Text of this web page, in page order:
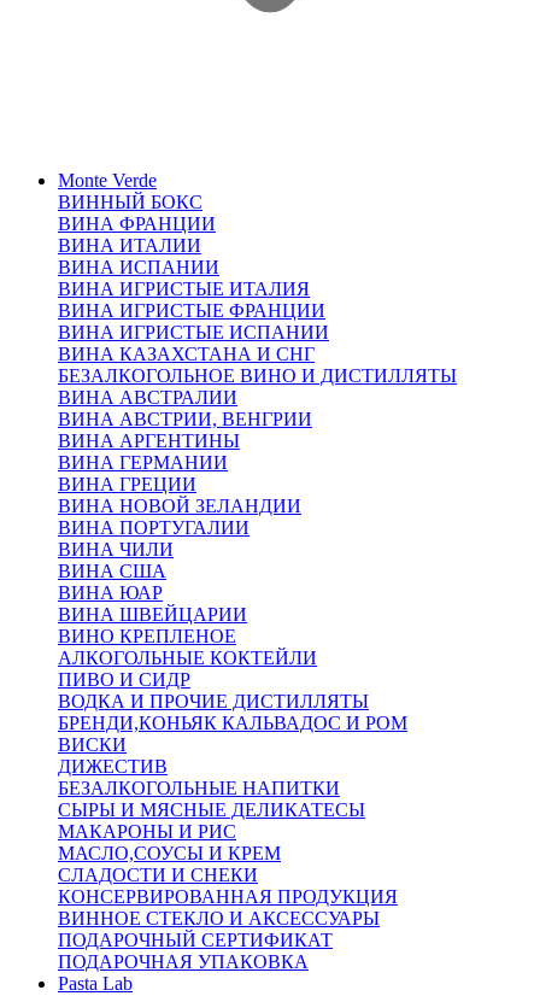
Monte Verde
ВИННЫЙ БОКС
ВИНА ФРАНЦИИ
ВИНА ИТАЛИИ
ВИНА ИСПАНИИ
ВИНА ИГРИСТЫЕ ИТАЛИЯ
ВИНА ИГРИСТЫЕ ФРАНЦИИ
ВИНА ИГРИСТЫЕ ИСПАНИИ
ВИНА КАЗАХСТАНА И СНГ
БЕЗАЛКОГОЛЬНОЕ ВИНО И ДИСТИЛЛЯТЫ
ВИНА АВСТРАЛИИ
ВИНА АВСТРИИ, ВЕНГРИИ
ВИНА АРГЕНТИНЫ
ВИНА ГЕРМАНИИ
ВИНА ГРЕЦИИ
ВИНА НОВОЙ ЗЕЛАНДИИ
ВИНА ПОРТУГАЛИИ
ВИНА ЧИЛИ
ВИНА США
ВИНА ЮАР
ВИНА ШВЕЙЦАРИИ
ВИНО КРЕПЛЕНОЕ
АЛКОГОЛЬНЫЕ КОКТЕЙЛИ
ПИВО И СИДР
ВОДКА И ПРОЧИЕ ДИСТИЛЛЯТЫ
БРЕНДИ,КОНЬЯК КАЛЬВАДОС И РОМ
ВИСКИ
ДИЖЕСТИВ
БЕЗАЛКОГОЛЬНЫЕ НАПИТКИ
СЫРЫ И МЯСНЫЕ ДЕЛИКАТЕСЫ
МАКАРОНЫ И РИС
МАСЛО,СОУСЫ И КРЕМ
СЛАДОСТИ И СНЕКИ
КОНСЕРВИРОВАННАЯ ПРОДУКЦИЯ
ВИННОЕ СТЕКЛО И АКСЕССУАРЫ
ПОДАРОЧНЫЙ СЕРТИФИКАТ
ПОДАРОЧНАЯ УПАКОВКА
Pasta Lab